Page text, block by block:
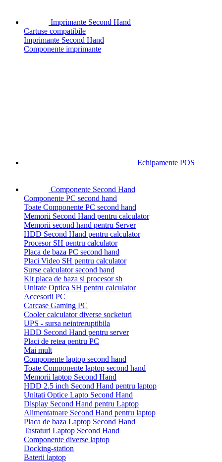
Imprimante Second Hand
Cartuse compatibile
Imprimante Second Hand
Componente imprimante
Echipamente POS
Componente Second Hand
Componente PC second hand
Toate Componente PC second hand
Memorii Second Hand pentru calculator
Memorii second hand pentru Server
HDD Second Hand pentru calculator
Procesor SH pentru calculator
Placa de baza PC second hand
Placi Video SH pentru calculator
Surse calculator second hand
Kit placa de baza si procesor sh
Unitate Optica SH pentru calculator
Accesorii PC
Carcase Gaming PC
Cooler calculator diverse socketuri
UPS - sursa neintreruptibila
HDD Second Hand pentru server
Placi de retea pentru PC
Mai mult
Componente laptop second hand
Toate Componente laptop second hand
Memorii laptop Second Hand
HDD 2.5 inch Second Hand pentru laptop
Unitati Optice Lapto Second Hand
Display Second Hand pentru Laptop
Alimentatoare Second Hand pentru laptop
Placa de baza Laptop Second Hand
Tastaturi Laptop Second Hand
Componente diverse laptop
Docking-station
Baterii laptop